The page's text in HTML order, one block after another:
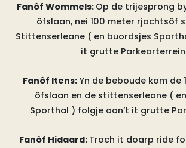
Fanôf Wommels: Op de trijesprong
ôfslaan, nei 100 meter rjochtsôf
Stittenserleane ( en buordsjes
it grutte
Fanôf Itens: Yn de beboude kom de
ôfslaan en de stittenserleane (
Sporthal ) folgje oan’t it grutte
Fanôf Hidaard: Troch it doarp ride